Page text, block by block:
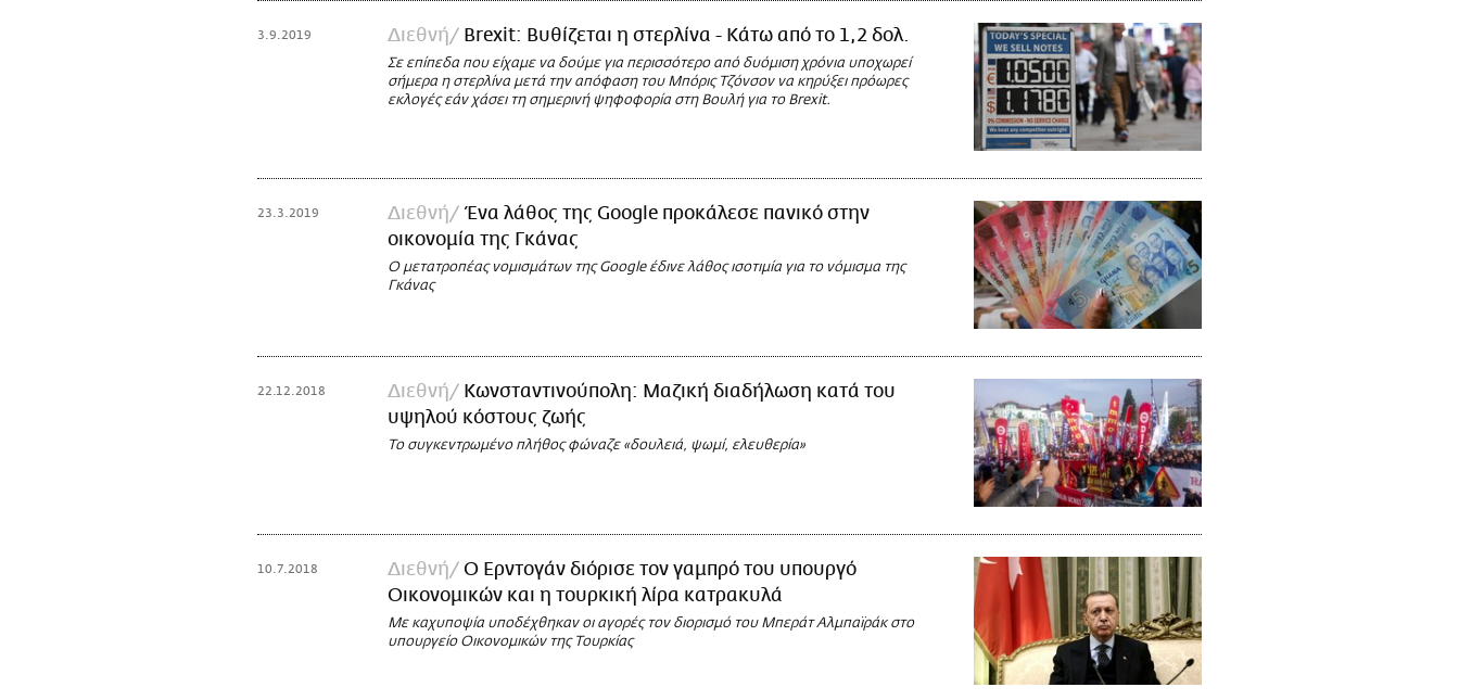
3.9.2019 Διεθνή Brexit: Βυθίζεται η στερλίνα - Κάτω από το 1,2 δολ.
Σε επίπεδα που είχαμε να δούμε για περισσότερο από δυόμιση χρόνια υποχωρεί
σήμερα η στερλίνα μετά την απόφαση του Μπόρις Τζόνσον να κηρύξει πρόωρες
εκλογές εάν χάσει τη σημερινή ψηφοφορία στη Βουλή για το Brexit.
23.3.2019 Διεθνή
Ένα λάθος της Google προκάλεσε πανικό στην
οικονομία της Γκάνας
Ο μετατροπέας νομισμάτων της Google έδινε λάθος ισοτιμία για το νόμισμα της
Γκάνας
22.12.2018 Διεθνή
Κωνσταντινούπολη: Μαζική διαδήλωση κατά του
υψηλού κόστους ζωής
Το συγκεντρωμένο πλήθος φώναζε «δουλειά, ψωμί, ελευθερία»
10.7.2018 Διεθνή
Ο Ερντογάν διόρισε τον γαμπρό του υπουργό
Οικονομικών και η τουρκική λίρα κατρακυλά
Με καχυποψία υποδέχθηκαν οι αγορές τον διορισμό του Μπεράτ Αλμπαϊράκ στο
υπουργείο Οικονομικών της Τουρκίας